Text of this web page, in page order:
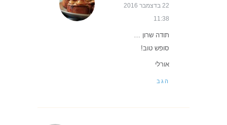
22 בדצמבר 2016
11:38
תודה שרון …
סופש טוב!
אורלי
הגב